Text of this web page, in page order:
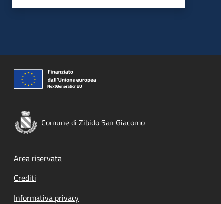
Comune di Zibido San Giacomo
Footer menu
Area riservata
Crediti
Informativa privacy